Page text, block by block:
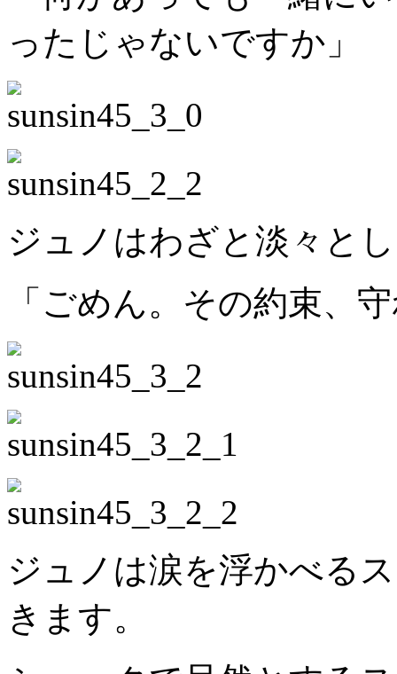
ったじゃないですか」
ジュノはわざと淡々と
「ごめん。その約束、
ジュノは涙を浮かべる
きます。